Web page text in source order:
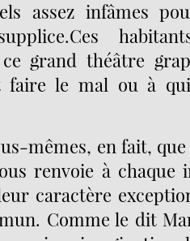
assez infâmes
grand théâtre
faire le mal ou à
mêmes, en fait,
renvoie à chaque
caractère
Comme le dit